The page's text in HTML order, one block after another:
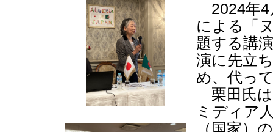
2024年4
による「
題する講
演に先立
め、代っ
栗田氏は
ミディア
（国家）